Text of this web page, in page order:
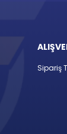
Sipariş